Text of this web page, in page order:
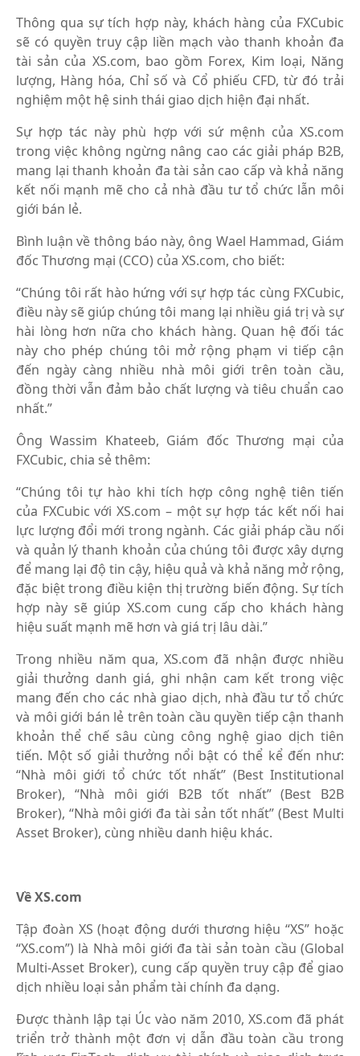
Thông qua sự tích hợp này, khách hàng của FXCubic
sẽ có quyền truy cập liền mạch vào thanh khoản đa
tài sản của XS.com, bao gồm Forex, Kim loại, Năng
lượng, Hàng hóa, Chỉ số và Cổ phiếu CFD, từ đó trải
nghiệm một hệ sinh thái giao dịch hiện đại nhất.
Sự hợp tác này phù hợp với sứ mệnh của XS.com
trong việc không ngừng nâng cao các giải pháp B2B,
mang lại thanh khoản đa tài sản cao cấp và khả năng
kết nối mạnh mẽ cho cả nhà đầu tư tổ chức lẫn môi
giới bán lẻ.
Bình luận về thông báo này, ông Wael Hammad, Giám
đốc Thương mại (CCO) của XS.com, cho biết:
“Chúng tôi rất hào hứng với sự hợp tác cùng FXCubic,
điều này sẽ giúp chúng tôi mang lại nhiều giá trị và sự
hài lòng hơn nữa cho khách hàng. Quan hệ đối tác
này cho phép chúng tôi mở rộng phạm vi tiếp cận
đến ngày càng nhiều nhà môi giới trên toàn cầu,
đồng thời vẫn đảm bảo chất lượng và tiêu chuẩn cao
nhất.”
Ông Wassim Khateeb, Giám đốc Thương mại của
FXCubic, chia sẻ thêm:
“Chúng tôi tự hào khi tích hợp công nghệ tiên tiến
của FXCubic với XS.com – một sự hợp tác kết nối hai
lực lượng đổi mới trong ngành. Các giải pháp cầu nối
và quản lý thanh khoản của chúng tôi được xây dựng
để mang lại độ tin cậy, hiệu quả và khả năng mở rộng,
đặc biệt trong điều kiện thị trường biến động. Sự tích
hợp này sẽ giúp XS.com cung cấp cho khách hàng
hiệu suất mạnh mẽ hơn và giá trị lâu dài.”
Trong nhiều năm qua, XS.com đã nhận được nhiều
giải thưởng danh giá, ghi nhận cam kết trong việc
mang đến cho các nhà giao dịch, nhà đầu tư tổ chức
và môi giới bán lẻ trên toàn cầu quyền tiếp cận thanh
khoản thể chế sâu cùng công nghệ giao dịch tiên
tiến. Một số giải thưởng nổi bật có thể kể đến như:
“Nhà môi giới tổ chức tốt nhất” (Best Institutional
Broker), “Nhà môi giới B2B tốt nhất” (Best B2B
Broker), “Nhà môi giới đa tài sản tốt nhất” (Best Multi
Asset Broker), cùng nhiều danh hiệu khác.
Về XS.com
Tập đoàn XS (hoạt động dưới thương hiệu “XS” hoặc
“XS.com”) là Nhà môi giới đa tài sản toàn cầu (Global
Multi-Asset Broker), cung cấp quyền truy cập để giao
dịch nhiều loại sản phẩm tài chính đa dạng.
Được thành lập tại Úc vào năm 2010, XS.com đã phát
triển trở thành một đơn vị dẫn đầu toàn cầu trong